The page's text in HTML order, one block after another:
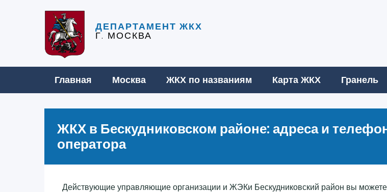
ДЕПАРТАМЕНТ ЖКХ
Г. МОСКВА
Главная Москва ЖКХ по названиям Карта ЖКХ Гранель
ЖКХ в Бескудниковском районе: адреса и
оператора
Действующие управляющие организации и ЖЭКи Бескудниковский район вы можете